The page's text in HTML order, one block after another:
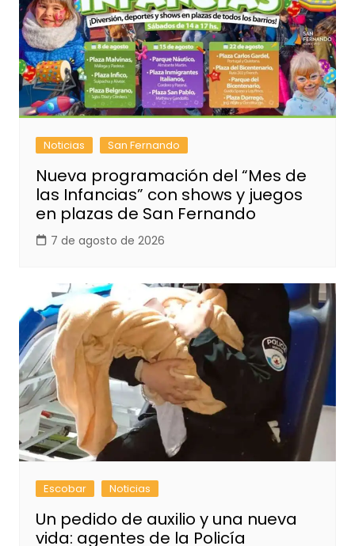
Noticias San Fernando
Nueva programación del “Mes de
las Infancias” con shows y juegos
en plazas de San Fernando
7 de agosto de 2026
Escobar Noticias
Un pedido de auxilio y una nueva
vida: agentes de la Policía